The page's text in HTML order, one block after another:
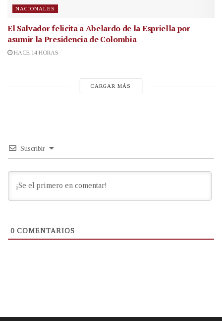
NACIONALES
El Salvador felicita a Abelardo de la Espriella por
asumir la Presidencia de Colombia
HACE 14 HORAS
CARGAR MÁS
Suscribir
0 COMENTARIOS